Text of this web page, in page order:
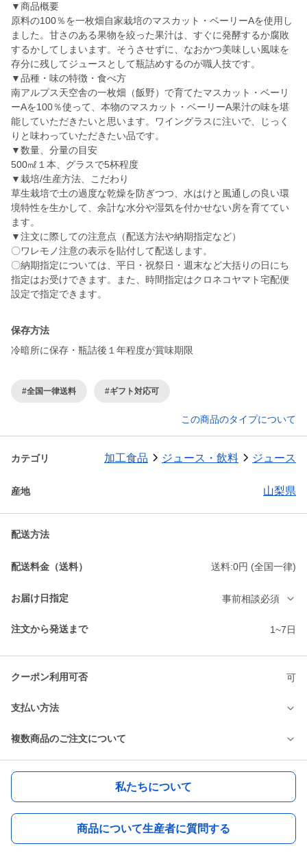
▼商品概要
原料の100％を一枚畑自家栽培のマスカット・ベーリーAを使用し
ました。甘さのある果物を絞った果汁は、すぐに発酵するか腐敗
するかしてしまいます。そうさせずに、なおかつ美味しい風味を
存分に残してジュースとして瓶詰めするのが職人技です。
▼品種・味の特徴・食べ方
南アルプス天空舎の一枚畑（飯野）で育てたマスカット・ベーリ
ーAを100％使って、本物のマスカット・ベーリーA果汁の味を堪
能していただきたいと思います。ワイングラスに注いで、じっく
りと味わっていただきたい品です。
▼数量、分量の目安
500㎖１本、グラスで5杯程度
▼栽培/生産方法、こだわり
草生栽培で土の過度な乾燥を防ぎつつ、水はけと風通しの良い環
境特性を生かして、余計な水分や湿気を付かせない房を育ててい
ます。
▼注文に際しての注意点（配送方法や納期指定など）
〇ワレモノ注意の表示を貼付して配送します。
〇納期指定については、平日・祝祭日・週末など大括りの日にち
指定はお受けできます。また、時間指定はクロネコヤマト宅配便
設定で指定できます。
保存方法
冷暗所に保存・瓶詰後１年程度が賞味期限
#全国一律送料 #ギフト対応可
この商品のタイプについて
カテゴリ 加工食品 ジュース・飲料 ジュース
産地 山梨県
配送方法
配送料金（送料） 送料:0円 (全国一律)
お届け日指定 事前相談必須
注文から発送まで 1~7日
クーポン利用可否 可
支払い方法
複数商品のご注文について
私たちについて
商品について生産者に質問する